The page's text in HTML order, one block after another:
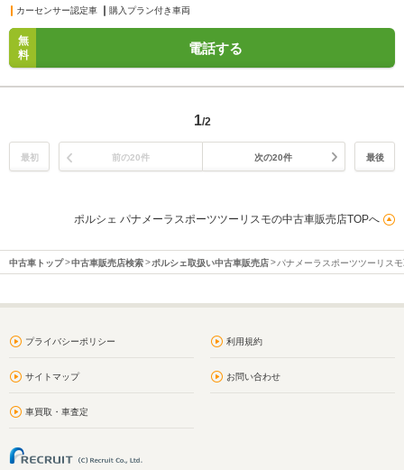
カーセンサー認定車
購入プラン付き車両
無
料
電話する
1/2
最初 前の20件 次の20件 最後
ポルシェ パナメーラスポーツツーリスモの中古車販売店TOPへ
中古車トップ 中古車販売店検索 ポルシェ取扱い中古車販売店 パナメーラスポーツツーリス
プライバシーポリシー 利用規約
サイトマップ お問い合わせ
車買取・車査定